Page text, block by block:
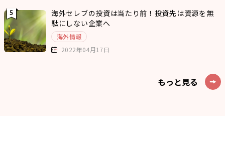
海外セレブの投資は当たり前！投資先は資源を無
駄にしない企業へ
海外情報
2022年04月17日
もっと見る